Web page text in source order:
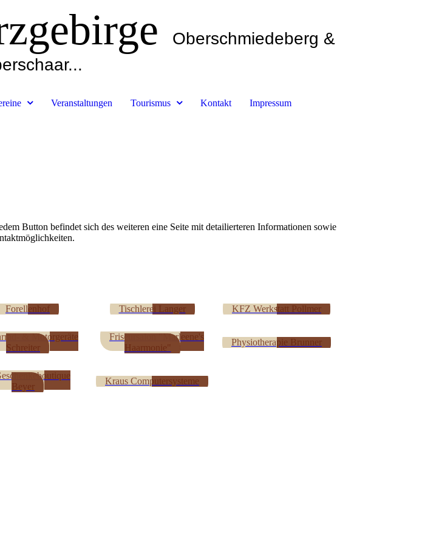
Oberschmiedeberg &
Veranstaltungen Tourismus Kontakt Impressum
Button befindet sich des weiteren eine Seite mit detailierteren Informationen sowie
Forellenhof Tischlerei Langer KFZ Werkstatt Pollmer
& Motorgeräte
Schreiter
Friseursalon "Marleene's
Haarmonie"
Physiotherapie Brunner
Beyer
Kraus Computersysteme